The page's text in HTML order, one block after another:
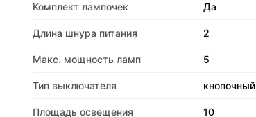
Комплект лампочек Да
Длина шнура питания 2
Макс. мощность ламп 5
Тип выключателя кнопочный
Площадь освещения 10